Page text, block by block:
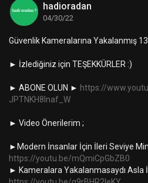
hadioradan
04/30/22
Güvenlik Kameralarına Yakalanmış 13
► İzlediğiniz için TEŞEKKÜRLER :)
► ABONE OLUN ► https://
JPTNKH8Inaf_W
► Video Önerilerim ;
►Modern İnsanlar İçin İleri Seviye
https://youtu.be/mQmiCpGbZB0
► Kameralara Yakalanmasaydı Asla